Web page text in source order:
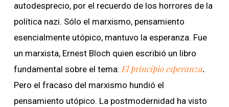
autodesprecio, por el recuerdo de los horrores de la
política nazi. Sólo el marxismo, pensamiento
esencialmente utópico, mantuvo la esperanza. Fue
un marxista, Ernest Bloch quien escribió un libro
fundamental sobre el tema:El principio esperanza.
Pero el fracaso del marxismo hundió el
pensamiento utópico. La postmodernidad ha visto